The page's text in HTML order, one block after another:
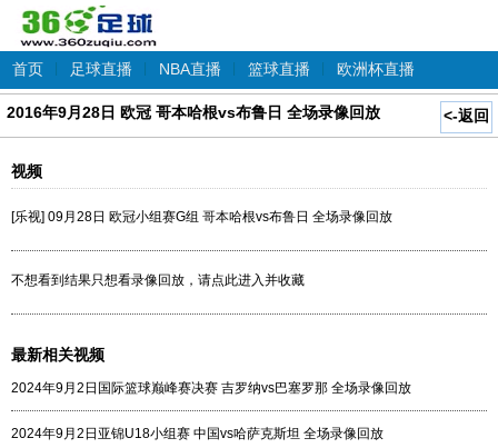
首页 足球直播 NBA直播 篮球直播 欧洲杯直播
<-返回
2016年9月28日 欧冠 哥本哈根vs布鲁日 全场录像回放
视频
[乐视] 09月28日 欧冠小组赛G组 哥本哈根vs布鲁日 全场录像回放
不想看到结果只想看录像回放，请点此进入并收藏
最新相关视频
2024年9月2日国际篮球巅峰赛决赛 吉罗纳vs巴塞罗那 全场录像回放
2024年9月2日亚锦U18小组赛 中国vs哈萨克斯坦 全场录像回放